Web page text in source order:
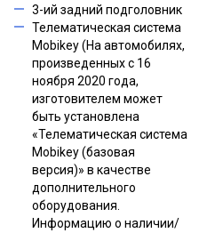
3-ий задний подголовник
Телематическая система
Mobikey (На автомобилях,
произведенных с 16
ноября 2020 года,
изготовителем может
быть установлена
«Телематическая система
Mobikey (базовая
версия)» в качестве
дополнительного
оборудования.
Информацию о наличии/